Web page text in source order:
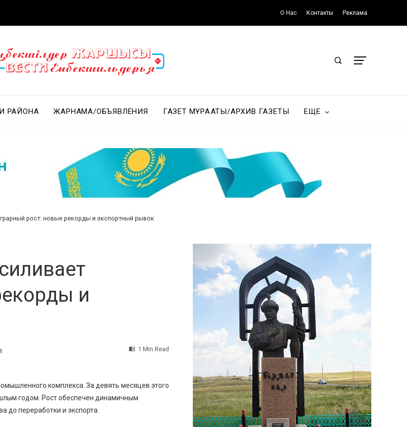
О Нас Контакты Реклама
РАЙОНА ЖАРНАМА/ОБЪЯВЛЕНИЯ ГАЗЕТ МҰРАҒАТЫ/АРХИВ ГАЗЕТЫ ЕЩЕ
рост: новые рекорды и экспортный рывок
и
1 Min Read
комплекса. За девять месяцев этого
годом. Рост обеспечен динамичным
до переработки и экспорта.